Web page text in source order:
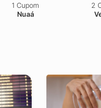
2 Cupons
Vestem